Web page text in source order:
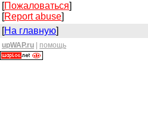
[Пожаловаться]
[Report abuse]
[На главную]
upWAP.ru помощь